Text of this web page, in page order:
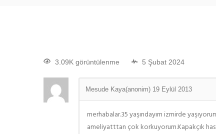
3.09K görüntülenme 5 Şubat 2024
Mesude Kaya(anonim) 19 Eylül 2013
merhabalar.35 yaşındayım izmirde
ameliyatttan çok korkuyorum.Kapakçık